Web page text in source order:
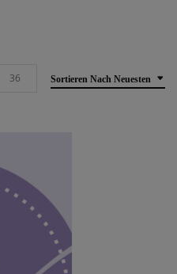
Sortieren Nach Neuesten
36